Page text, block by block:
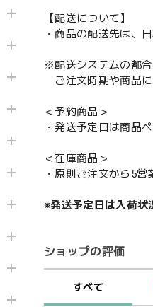
【配送について】
・商品の配送先は、
※配送システムの都合
ご注文時期や商品に
＜予約商品＞
・発送予定日は商品
＜在庫商品＞
・原則ご注文から5営
※発送予定日は入荷状
ショップの評価
すべて